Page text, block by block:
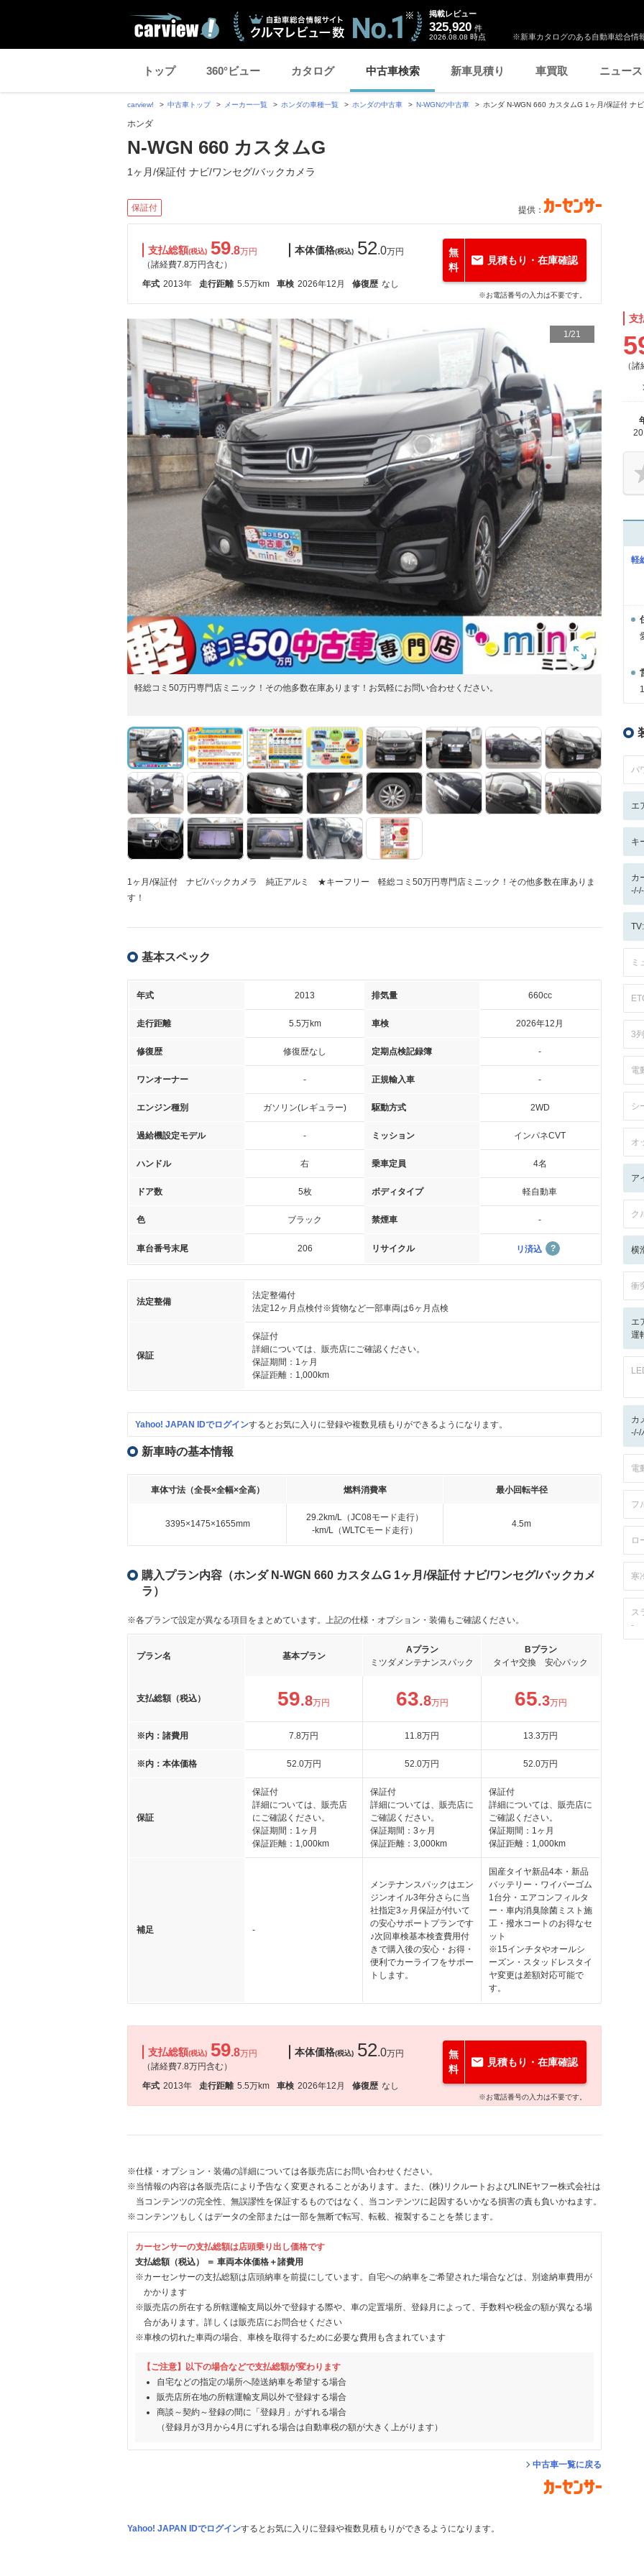
※新車カタログのある自動車総合情
掲載レビュー
325,920 件
2026.08.08 時点
トップ 360°ビュー カタログ 中古車検索 新車見積り 車買取 ニュース
carview! 中古車トップ メーカー一覧 ホンダの車種一覧 ホンダの中古車 N-WGNの中古車 ホンダ N-WGN 660 カスタムG 1ヶ月/保証付 ナ
ホンダ
N-WGN 660 カスタムG
1ヶ月/保証付 ナビ/ワンセグ/バックカメラ
保証付 提供：
支払総額(税込) 59.8万円
（諸経費7.8万円含む）
本体価格(税込) 52.0万円
年式 2013年 走行距離 5.5万km 車検 2026年12月 修復歴 なし
無
料
見積もり・在庫確認
※お電話番号の入力は不要です。
1/21
軽総コミ50万円専門店ミニック！その他多数在庫あります！お気軽にお問い合わせください。
1ヶ月/保証付 ナビ/バックカメラ 純正アルミ ★キーフリー 軽総コミ50万円専門店ミニック！その他多数在庫ありま
す！
基本スペック
年式 2013 排気量 660cc
走行距離 5.5万km 車検 2026年12月
修復歴 修復歴なし 定期点検記録簿 -
ワンオーナー - 正規輸入車 -
エンジン種別 ガソリン(レギュラー) 駆動方式 2WD
過給機設定モデル - ミッション インパネCVT
ハンドル 右 乗車定員 4名
ドア数 5枚 ボディタイプ 軽自動車
色 ブラック 禁煙車 -
車台番号末尾 206 リサイクル リ済込
法定整備
法定整備付
法定12ヶ月点検付※貨物など一部車両は6ヶ月点検
保証
保証付
詳細については、販売店にご確認ください。
保証期間：1ヶ月
保証距離：1,000km
Yahoo! JAPAN IDでログインするとお気に入りに登録や複数見積もりができるようになります。
新車時の基本情報
車体寸法（全長×全幅×全高） 燃料消費率 最小回転半径
3395×1475×1655mm
29.2km/L（JC08モード走行）
-km/L（WLTCモード走行）
4.5m
購入プラン内容（ホンダ N-WGN 660 カスタムG 1ヶ月/保証付 ナビ/ワンセグ/バックカメ
ラ）
※各プランで設定が異なる項目をまとめています。上記の仕様・オプション・装備もご確認ください。
プラン名 基本プラン
Aプラン
ミツダメンテナンスパック
Bプラン
タイヤ交換 安心パック
支払総額（税込） 59.8万円 63.8万円 65.3万円
※内：諸費用 7.8万円 11.8万円 13.3万円
※内：本体価格 52.0万円 52.0万円 52.0万円
保証
保証付
詳細については、販売店
にご確認ください。
保証期間：1ヶ月
保証距離：1,000km
保証付
詳細については、販売店に
ご確認ください。
保証期間：3ヶ月
保証距離：3,000km
保証付
詳細については、販売店に
ご確認ください。
保証期間：1ヶ月
保証距離：1,000km
補足 -
メンテナンスパックはエン
ジンオイル3年分さらに当
社指定3ヶ月保証が付いて
の安心サポートプランです
♪次回車検基本検査費用付
きで購入後の安心・お得・
便利でカーライフをサポー
トします。
国産タイヤ新品4本・新品
バッテリー・ワイパーゴム
1台分・エアコンフィルタ
ー・車内消臭除菌ミスト施
工・撥水コートのお得なセ
ット
※15インチタやオールシ
ーズン・スタッドレスタイ
ヤ変更は差額対応可能で
す。
支払総額(税込) 59.8万円
（諸経費7.8万円含む）
本体価格(税込) 52.0万円
年式 2013年 走行距離 5.5万km 車検 2026年12月 修復歴 なし
無
料
見積もり・在庫確認
※お電話番号の入力は不要です。
※仕様・オプション・装備の詳細については各販売店にお問い合わせください。
※当情報の内容は各販売店により予告なく変更されることがあります。また、(株)リクルートおよびLINEヤフー株式会社は
当コンテンツの完全性、無誤謬性を保証するものではなく、当コンテンツに起因するいかなる損害の責も負いかねます。
※コンテンツもしくはデータの全部または一部を無断で転写、転載、複製することを禁じます。
カーセンサーの支払総額は店頭乗り出し価格です
支払総額（税込） ＝ 車両本体価格＋諸費用
※カーセンサーの支払総額は店頭納車を前提にしています。自宅への納車をご希望された場合などは、別途納車費用が
かかります
※販売店の所在する所轄運輸支局以外で登録する際や、車の定置場所、登録月によって、手数料や税金の額が異なる場
合があります。詳しくは販売店にお問合せください
※車検の切れた車両の場合、車検を取得するために必要な費用も含まれています
【ご注意】以下の場合などで支払総額が変わります
自宅などの指定の場所へ陸送納車を希望する場合
販売店所在地の所轄運輸支局以外で登録する場合
商談～契約～登録の間に「登録月」がずれる場合
（登録月が3月から4月にずれる場合は自動車税の額が大きく上がります）
中古車一覧に戻る
Yahoo! JAPAN IDでログインするとお気に入りに登録や複数見積もりができるようになります。
支
（
軽
パ
エ
キ
カ
ミ
3
電
シ
オ
ア
ク
横
衝
エ
運
カ
-/-/
電
フ
ロ
寒
ス
-